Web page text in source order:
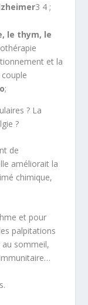
3 4;
le thym, le
et la
;
? La
?
de
améliorait la
chimique,
et pour
palpitations
sommeil,